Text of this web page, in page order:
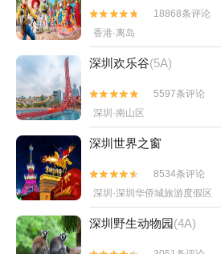


18868条评论
香港·离岛
深圳欢乐谷(5A)


5597条评论
深圳·南山区
深圳世界之窗


8534条评论
深圳·深圳华侨城旅游度假区
深圳野生动物园(4A)